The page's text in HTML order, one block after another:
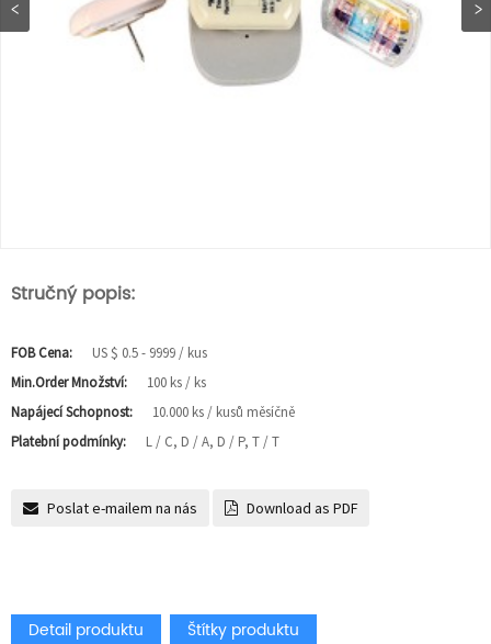
Stručný popis:
FOB Cena:
US $ 0.5 - 9999 / kus
Min.Order Množství:
100 ks / ks
Napájecí Schopnost:
10.000 ks / kusů měsíčně
Platební podmínky:
L / C, D / A, D / P, T / T
Poslat e-mailem na nás Download as PDF
Detail produktu Štítky produktu